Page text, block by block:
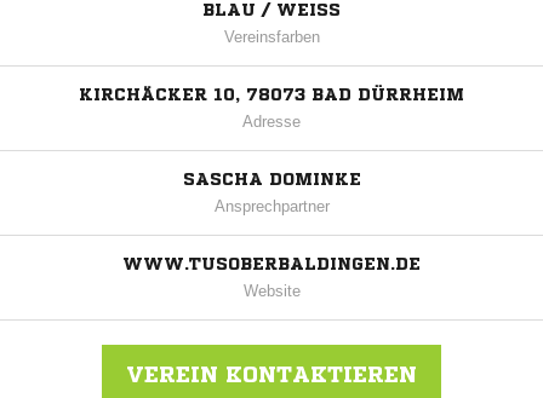
BLAU / WEISS
Vereinsfarben
KIRCHÄCKER 10, 78073 BAD DÜRRHEIM
Adresse
SASCHA DOMINKE
Ansprechpartner
WWW.TUSOBERBALDINGEN.DE
Website
VEREIN KONTAKTIEREN